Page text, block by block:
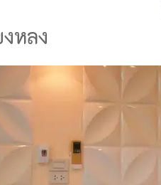
หลง